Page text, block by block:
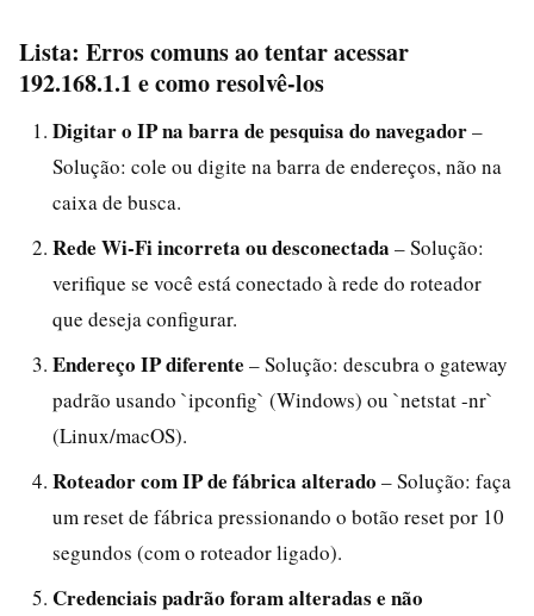
Lista: Erros comuns ao tentar acessar
192.168.1.1 e como resolvê-los
Digitar o IP na barra de pesquisa do navegador–
Solução: cole ou digite na barra de endereços, não na
caixa de busca.
Rede Wi-Fi incorreta ou desconectada – Solução:
verifique se você está conectado à rede do roteador
que deseja configurar.
Endereço IP diferente – Solução: descubra o gateway
padrão usando `ipconfig` (Windows) ou `netstat -nr`
(Linux/macOS).
Roteador com IP de fábrica alterado – Solução: faça
um reset de fábrica pressionando o botão reset por 10
segundos (com o roteador ligado).
Credenciais padrão foram alteradas e não